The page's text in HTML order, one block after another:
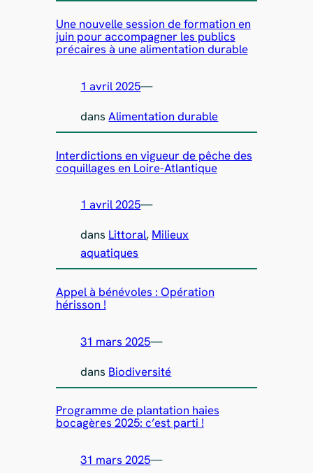
Une nouvelle session de formation en
juin pour accompagner les publics
précaires à une alimentation durable
1 avril 2025—
dansAlimentation durable
Interdictions en vigueur de pêche des
coquillages en Loire-Atlantique
1 avril 2025—
dans Littoral, Milieux
aquatiques
Appel à bénévoles : Opération
hérisson !
31 mars 2025—
dans Biodiversité
Programme de plantation haies
bocagères 2025: c’est parti !
31 mars 2025—